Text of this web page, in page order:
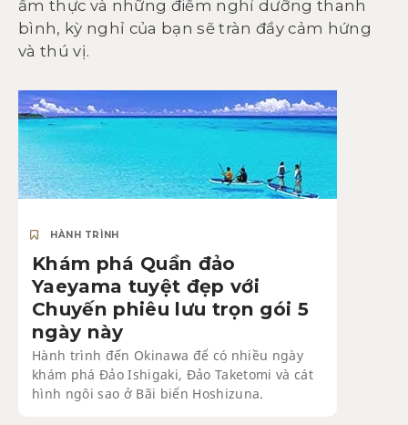
ẩm thực và những điểm nghỉ dưỡng thanh
bình, kỳ nghỉ của bạn sẽ tràn đầy cảm hứng
và thú vị.
HÀNH TRÌNH
Khám phá Quần đảo
Yaeyama tuyệt đẹp với
Chuyến phiêu lưu trọn gói 5
ngày này
Hành trình đến Okinawa để có nhiều ngày
khám phá Đảo Ishigaki, Đảo Taketomi và cát
hình ngôi sao ở Bãi biển Hoshizuna.